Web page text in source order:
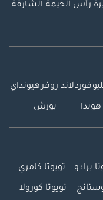
رأس الخيمة الشارقة
فوردلاند روفرهيونداي
هوندا بورش
برادو تويوتا كامري
تويوتا كورولا